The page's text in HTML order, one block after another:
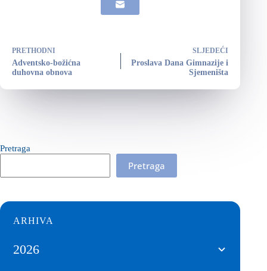
PRETHODNI
Adventsko-božićna
duhovna obnova
SLJEDEĆI
Proslava Dana Gimnazije i
Sjemeništa
Pretraga
Pretraga
ARHIVA
2026